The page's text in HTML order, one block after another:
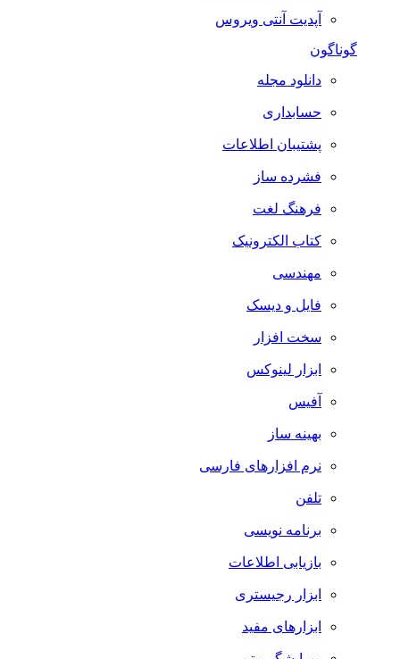
آپدیت آنتی ویروس
گوناگون
دانلود مجله
حسابداری
پشتیبان اطلاعات
فشرده ساز
فرهنگ لغت
کتاب الکترونیک
مهندسی
فایل و دیسک
سخت افزار
ابزار لینوکس
آفیس
بهینه ساز
نرم افزارهای فارسی
تلفن
برنامه نویسی
بازیابی اطلاعات
ابزار رجیستری
ابزارهای مفید